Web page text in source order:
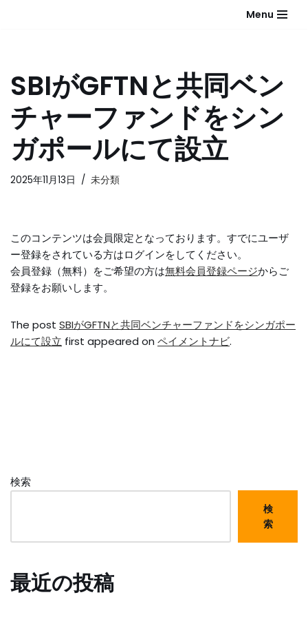
ン
へ
キ
プ
Menu
SBIがGFTNと共同ベン
チャーファンドをシン
ガポールにて設立
2025年11月13日 未分類
このコンテンツは会員限定となっております。すでにユーザ
ー登録をされている方はログインをしてください。
会員登録（無料）をご希望の方は無料会員登録ページからご
登録をお願いします。
The post SBIがGFTNと共同ベンチャーファンドをシンガポー
ルにて設立 first appeared on ペイメントナビ.
検索
検
索
最近の投稿